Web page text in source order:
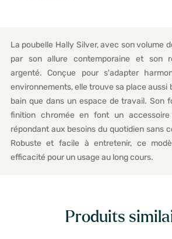
La poubelle Hally Silver, avec son volume
par son allure contemporaine et son
argenté. Conçue pour s'adapter
environnements, elle trouve sa place aussi
bain que dans un espace de travail. Son
finition chromée en font un
répondant aux besoins du quotidien sans
Robuste et facile à entretenir, ce
efficacité pour un usage au long cours.
Produits